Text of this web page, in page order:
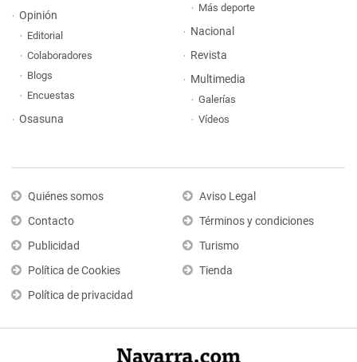
Opinión
Editorial
Colaboradores
Blogs
Encuestas
Osasuna
Más deporte
Nacional
Revista
Multimedia
Galerías
Vídeos
Quiénes somos
Contacto
Publicidad
Política de Cookies
Política de privacidad
Aviso Legal
Términos y condiciones
Turismo
Tienda